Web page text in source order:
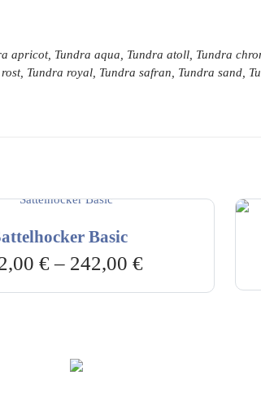
apricot, Tundra aqua, Tundra atoll, Tundra
Tundra royal, Tundra safran, Tundra sand,
Basic
€– 242,00 €